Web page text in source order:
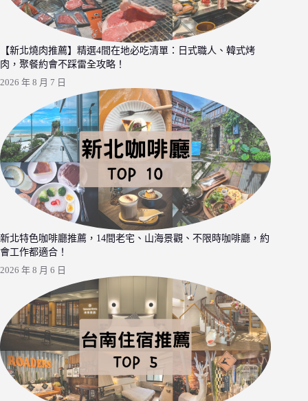
【新北燒肉推薦】精選4間在地必吃清單：日式職人、韓式烤
肉，聚餐約會不踩雷全攻略！
2026 年 8 月 7 日
新北特色咖啡廳推薦，14間老宅、山海景觀、不限時咖啡廳，約
會工作都適合！
2026 年 8 月 6 日